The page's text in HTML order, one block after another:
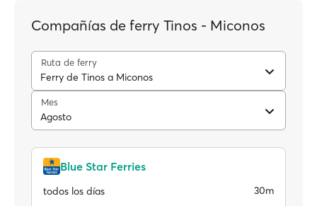
Compañías de ferry Tinos - Miconos
Ruta de ferry
Ferry de Tinos a Miconos
Mes
Agosto
Blue Star Ferries
todos los días
30m